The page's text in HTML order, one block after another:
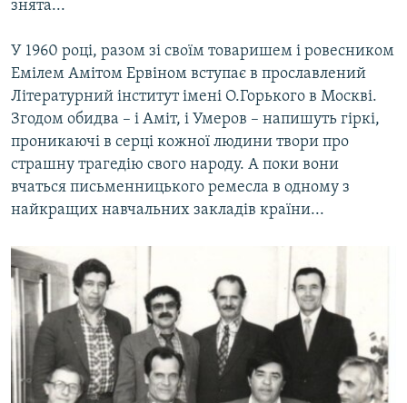
знята...
У 1960 році, разом зі своїм товаришем і ровесником
Емілем Амітом Ервіном вступає в прославлений
Літературний інститут імені О.Горького в Москві.
Згодом обидва – і Аміт, і Умеров – напишуть гіркі,
проникаючі в серці кожної людини твори про
страшну трагедію свого народу. А поки вони
вчаться письменницького ремесла в одному з
найкращих навчальних закладів країни...